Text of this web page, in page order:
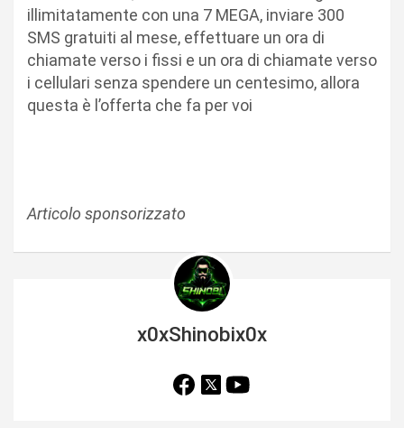
illimitatamente con una 7 MEGA, inviare 300
SMS gratuiti al mese, effettuare un ora di
chiamate verso i fissi e un ora di chiamate verso
i cellulari senza spendere un centesimo, allora
questa è l’offerta che fa per voi
Articolo sponsorizzato
x0xShinobix0x